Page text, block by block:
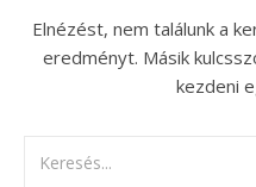
Elnézést, nem találunk a
eredményt. Másik
kezdeni